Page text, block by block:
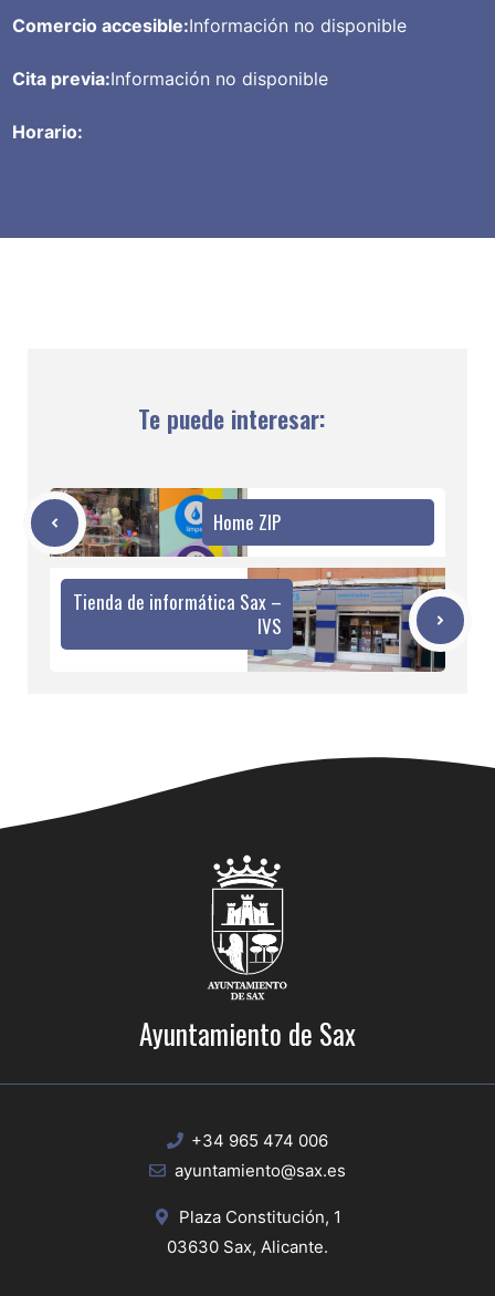
Comercio accesible:Información no disponible
Cita previa:Información no disponible
Horario:
Te puede interesar:
Home ZIP
Tienda de informática Sax –
IVS
Ayuntamiento de Sax
+34 965 474 006
ayuntamiento@sax.es
Plaza Constitución, 1
03630 Sax, Alicante.